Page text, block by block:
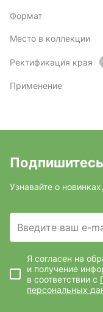
Формат
Место в коллекции
Ректификация края
Применение
Узнавайте о
Введите ваш e-
Я согласен на
и получение
в соответствии с
персональных